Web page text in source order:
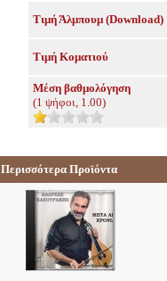
Τιμή Άλμπουμ (Download)
Τιμή Κοματιού
Μέση βαθμολόγηση
(1 ψήφοι, 1.00)
Περισσότερα Προϊόντα